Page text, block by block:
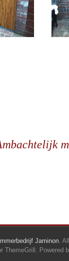
Jaminon.
ThemeGrill. Powered